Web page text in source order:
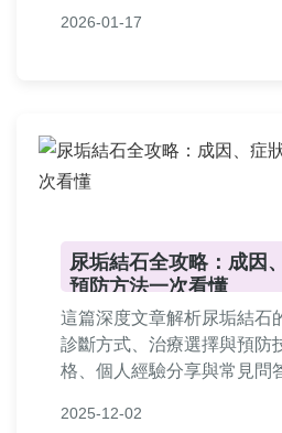
題，遠離疼痛困擾。
2026-01-17
尿垢結石全攻略：成因
預防方法一次看懂
這篇深度文章解析尿垢結石
診斷方式、治療選擇與預防
格、個人經驗分享與常見問
2025-12-02